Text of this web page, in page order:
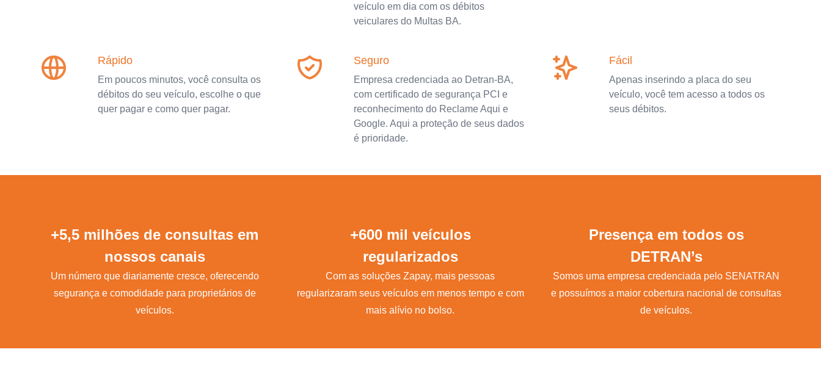
veículo em dia com os débitos
veiculares do Multas BA.
Rápido
Em poucos minutos, você consulta os
débitos do seu veículo, escolhe o que
quer pagar e como quer pagar.
Seguro
Empresa credenciada ao Detran-BA,
com certificado de segurança PCI e
reconhecimento do Reclame Aqui e
Google. Aqui a proteção de seus dados
é prioridade.
Fácil
Apenas inserindo a placa do seu
veículo, você tem acesso a todos os
seus débitos.
+5,5 milhões de consultas em
nossos canais
Um número que diariamente cresce, oferecendo
segurança e comodidade para proprietários de
veículos.
+600 mil veículos
regularizados
Com as soluções Zapay, mais pessoas
regularizaram seus veículos em menos tempo e com
mais alívio no bolso.
Presença em todos os
DETRAN’s
Somos uma empresa credenciada pelo SENATRAN
e possuímos a maior cobertura nacional de consultas
de veículos.